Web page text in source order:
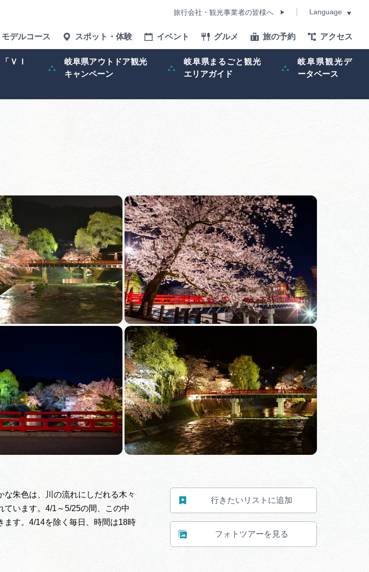
旅行会社・観光事業者の皆様へ Language
モデルコース スポット・体験 イベント グルメ 旅の予約 アクセス
ＶＩ
岐阜県アウトドア観光
キャンペーン
岐阜県まるごと観光
エリアガイド
岐阜県観光デ
ータベース
ぎふ旅レポーター記事 早わかり岐阜
買い物・お土産
体験予約サイト「ＶＩＳＩＴ
岐阜県」
岐阜県アウトドア観光キャン
ペーン
岐阜県まるごと観光エリアガ
イド
岐阜県観光データベース
旅行会社・観光事業者の皆様へ フォトライブラリー
動画ライブラリー お問い合わせ
運営組織 広告掲載 サイトポリシー
朱色は、川の流れにしだれる木々
います。4/1～5/25の間、この中
ます。4/14を除く毎日、時間は18時
行きたいリストに追加
フォトツアーを見る